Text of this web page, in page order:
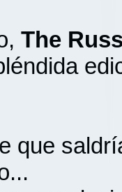
The
que